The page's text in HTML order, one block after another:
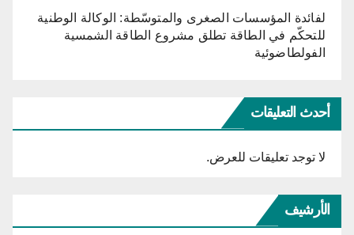
لفائدة المؤسسات الصغرى والمتوسّطة: الوكالة الوطنية
للتحكّم في الطاقة تطلق مشروع الطاقة الشمسية
الفولطاضوئية
أحدث التعليقات
لا توجد تعليقات للعرض.
الأرشيف